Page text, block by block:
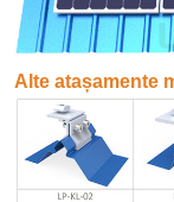
Alte atașamente